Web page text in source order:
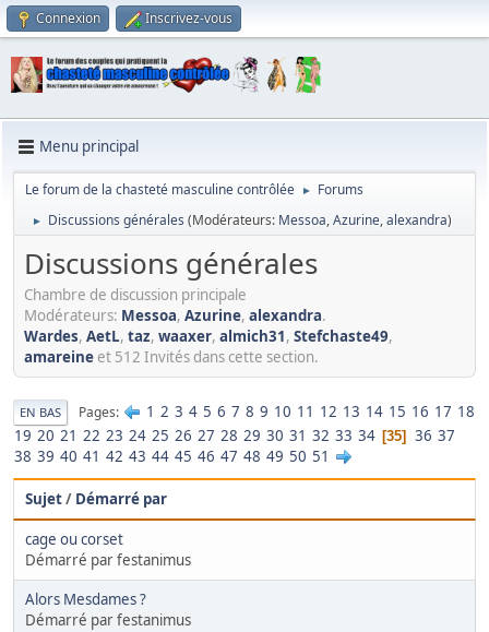
Connexion Inscrivez-vous
Menu principal
Le forum de la chasteté masculine contrôlée ► Forums
► Discussions générales (Modérateurs: Messoa,Azurine,alexandra)
Discussions générales
Chambre de discussion principale
Modérateurs: Messoa, Azurine, alexandra.
Wardes, AetL, taz, waaxer, almich31, Stefchaste49,
amareine et 512 Invités dans cette section.
EN BAS Pages 1 2 3 4 5 6 7 8 9 10 11 12 13 14 15 16 17 18
19 20 21 22 23 24 25 26 27 28 29 30 31 32 33 34 35 36 37
38 39 40 41 42 43 44 45 46 47 48 49 50 51
Sujet/ Démarré par
cage ou corset
Démarré par festanimus
Alors Mesdames ?
Démarré par festanimus